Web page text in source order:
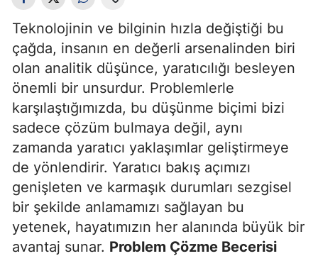
Denizli
Diyarbakır
Edirne
Elazığ
Erzincan
Erzurum
Eskişehir
Gaziantep
Teknolojinin ve bilginin hızla değiştiği bu
çağda, insanın en değerli arsenalinden biri
olan analitik düşünce, yaratıcılığı besleyen
önemli bir unsurdur. Problemlerle
karşılaştığımızda, bu düşünme biçimi bizi
sadece çözüm bulmaya değil, aynı
zamanda yaratıcı yaklaşımlar geliştirmeye
de yönlendirir. Yaratıcı bakış açımızı
genişleten ve karmaşık durumları sezgisel
bir şekilde anlamamızı sağlayan bu
yetenek, hayatımızın her alanında büyük bir
avantaj sunar. Problem Çözme Becerisi